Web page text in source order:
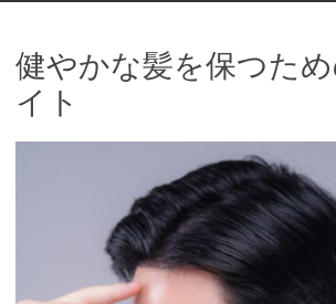
健やかな髪を保つた
イト